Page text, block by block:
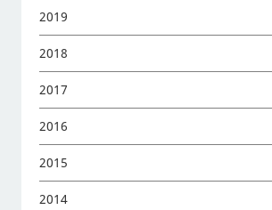
2019
2018
2017
2016
2015
2014